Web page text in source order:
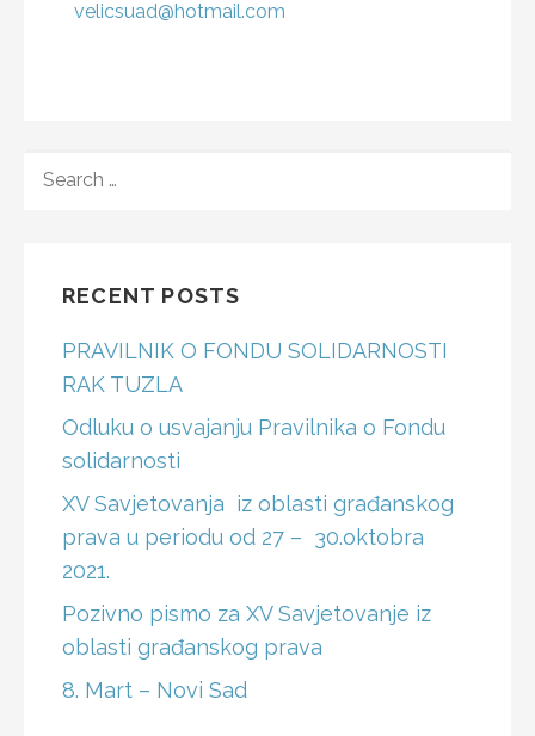
velicsuad@hotmail.com
FOR:
RECENT POSTS
PRAVILNIK O FONDU SOLIDARNOSTI
RAK TUZLA
Odluku o usvajanju Pravilnika o Fondu
solidarnosti
XV Savjetovanja iz oblasti građanskog
prava u periodu od 27 – 30.oktobra
2021.
Pozivno pismo za XV Savjetovanje iz
oblasti građanskog prava
8. Mart – Novi Sad